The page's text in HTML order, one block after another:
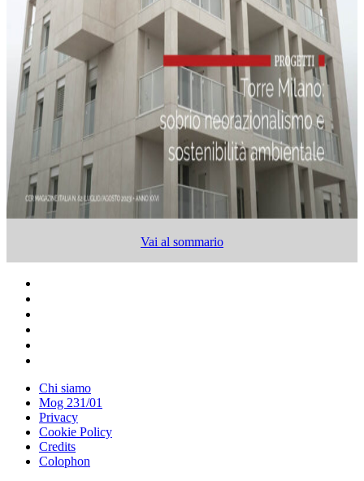
Vai al sommario
Chi siamo
Mog 231/01
Privacy
Cookie Policy
Credits
Colophon